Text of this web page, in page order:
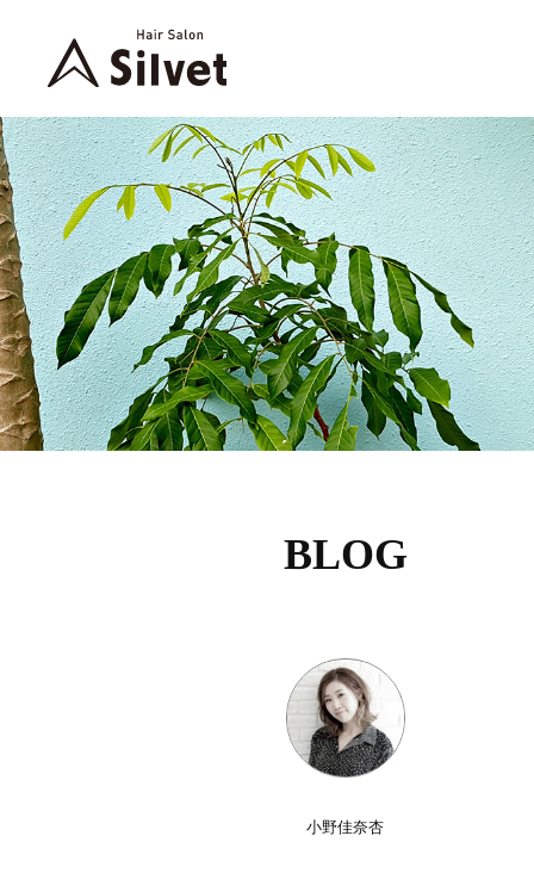
BLOG
小野佳奈杏